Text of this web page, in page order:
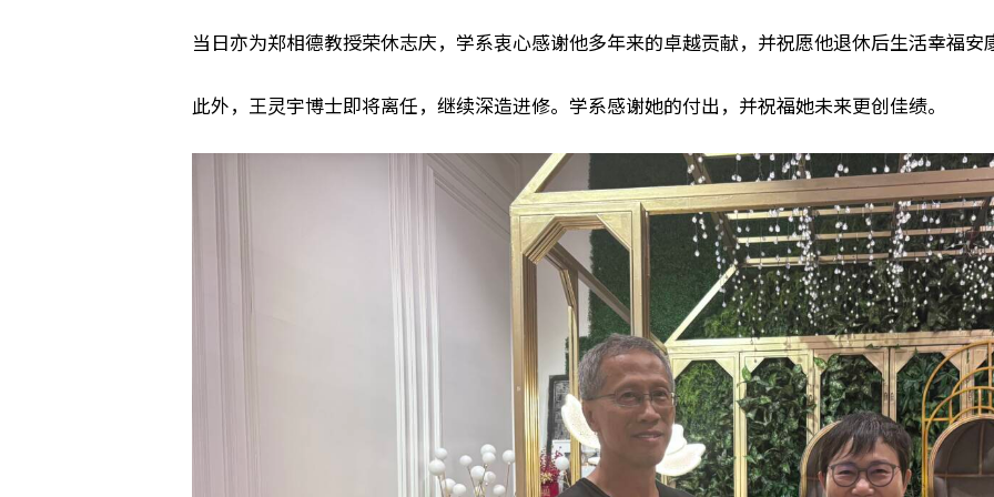
当日亦为郑相德教授荣休志庆，学系衷心感谢他多年来的卓越贡献，并祝愿他退休后生活幸福安
此外，王灵宇博士即将离任，继续深造进修。学系感谢她的付出，并祝福她未来更创佳绩。